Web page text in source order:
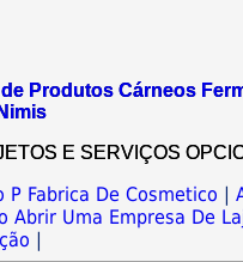
Produtos Cárneos
E SERVIÇOS
P Fabrica De Cosmetico |
Abrir Uma Empresa De